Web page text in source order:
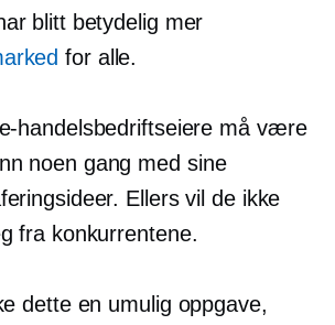
blitt betydelig mer
for alle.
handelsbedriftseiere må være
noen gang med sine
Ellers vil de ikke
fra konkurrentene.
dette en umulig oppgave,